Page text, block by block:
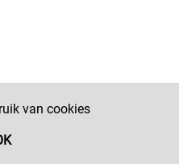
van cookies